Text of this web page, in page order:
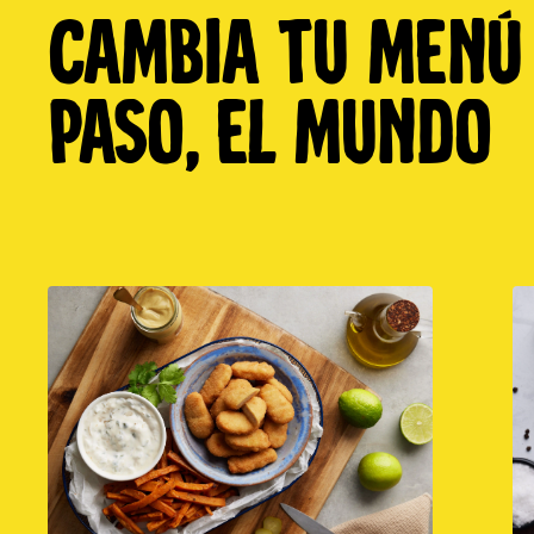
Cambia tu
paso, el mundo